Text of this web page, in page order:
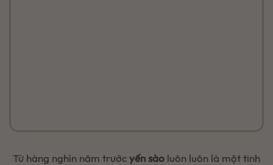
Từ hàng nghìn năm trướcyến sào luôn luôn là một tinh